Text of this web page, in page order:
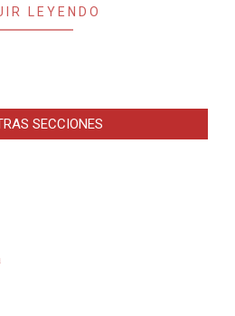
LEYENDO
SECCIONES